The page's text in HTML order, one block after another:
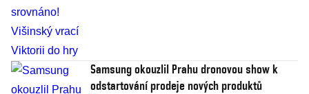
Samsung okouzlil Prahu dronovou show k
odstartování prodeje nových produktů